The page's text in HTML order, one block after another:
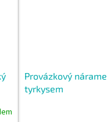
Provázkový
tyrkysem